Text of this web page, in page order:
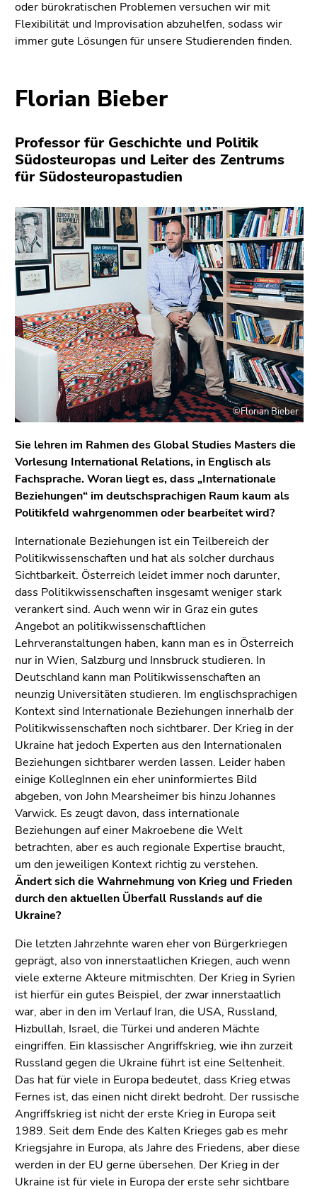
oder bürokratischen Problemen versuchen wir mit
Flexibilität und Improvisation abzuhelfen, sodass wir
immer gute Lösungen für unsere Studierenden finden.
Florian Bieber
Professor für Geschichte und Politik
Südosteuropas und Leiter des Zentrums
für Südosteuropastudien
Sie lehren im Rahmen des Global Studies Masters die
Vorlesung International Relations, in Englisch als
Fachsprache. Woran liegt es, dass „Internationale
Beziehungen“ im deutschsprachigen Raum kaum als
Politikfeld wahrgenommen oder bearbeitet wird?
Internationale Beziehungen ist ein Teilbereich der
Politikwissenschaften und hat als solcher durchaus
Sichtbarkeit. Österreich leidet immer noch darunter,
dass Politikwissenschaften insgesamt weniger stark
verankert sind. Auch wenn wir in Graz ein gutes
Angebot an politikwissenschaftlichen
Lehrveranstaltungen haben, kann man es in Österreich
nur in Wien, Salzburg und Innsbruck studieren. In
Deutschland kann man Politikwissenschaften an
neunzig Universitäten studieren. Im englischsprachigen
Kontext sind Internationale Beziehungen innerhalb der
Politikwissenschaften noch sichtbarer. Der Krieg in der
Ukraine hat jedoch Experten aus den Internationalen
Beziehungen sichtbarer werden lassen. Leider haben
einige KollegInnen ein eher uninformiertes Bild
abgeben, von John Mearsheimer bis hinzu Johannes
Varwick. Es zeugt davon, dass internationale
Beziehungen auf einer Makroebene die Welt
betrachten, aber es auch regionale Expertise braucht,
um den jeweiligen Kontext richtig zu verstehen.
©Florian Bieber
Ändert sich die Wahrnehmung von Krieg und Frieden
durch den aktuellen Überfall Russlands auf die
Ukraine?
Die letzten Jahrzehnte waren eher von Bürgerkriegen
geprägt, also von innerstaatlichen Kriegen, auch wenn
viele externe Akteure mitmischten. Der Krieg in Syrien
ist hierfür ein gutes Beispiel, der zwar innerstaatlich
war, aber in den im Verlauf Iran, die USA, Russland,
Hizbullah, Israel, die Türkei und anderen Mächte
eingriffen. Ein klassischer Angriffskrieg, wie ihn zurzeit
Russland gegen die Ukraine führt ist eine Seltenheit.
Das hat für viele in Europa bedeutet, dass Krieg etwas
Fernes ist, das einen nicht direkt bedroht. Der russische
Angriffskrieg ist nicht der erste Krieg in Europa seit
1989. Seit dem Ende des Kalten Krieges gab es mehr
Kriegsjahre in Europa, als Jahre des Friedens, aber diese
werden in der EU gerne übersehen. Der Krieg in der
Ukraine ist für viele in Europa der erste sehr sichtbare